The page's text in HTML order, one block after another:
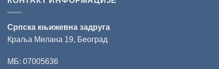
Српска књижевна задруга
Краља Милана 19, Београд
МБ: 07005636